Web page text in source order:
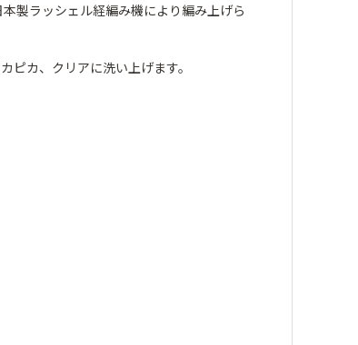
製ラッシェル経編み機により編み上げら
カ、クリアに洗い上げます。